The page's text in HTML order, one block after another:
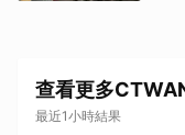
查看更多
最近1小時結果